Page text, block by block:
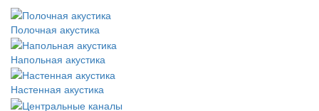
Полочная акустика
Напольная акустика
Настенная акустика